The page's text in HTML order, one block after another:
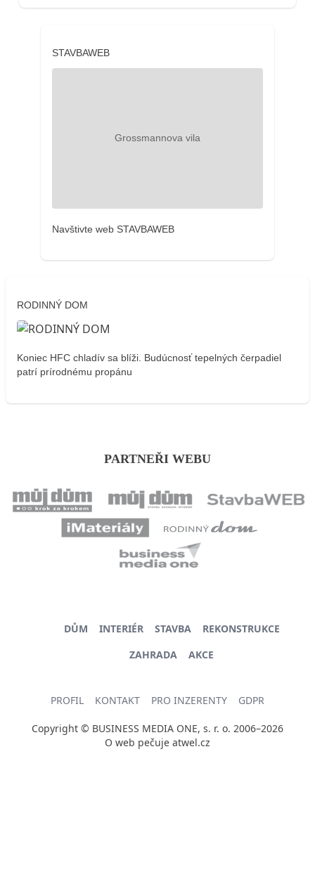
STAVBAWEB
Navštivte web STAVBAWEB
RODINNÝ DOM
Koniec HFC chladív sa blíži. Budúcnosť tepelných čerpadiel
patrí prírodnému propánu
PARTNEŘI WEBU
DŮM INTERIÉR STAVBA
REKONSTRUKCE
ZAHRADA
AKCE
PROFIL KONTAKT PRO INZERENTY GDPR
Copyright © BUSINESS MEDIA ONE, s. r. o. 2006–2026